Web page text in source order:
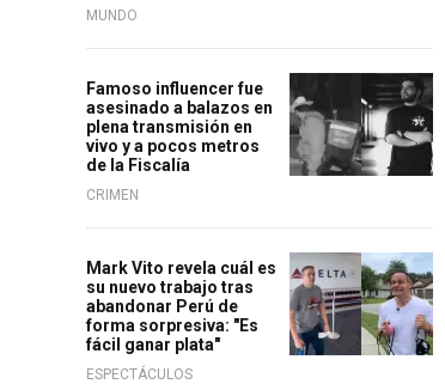
MUNDO
Famoso influencer fue
asesinado a balazos en
plena transmisión en
vivo y a pocos metros
de la Fiscalía
CRIMEN
Mark Vito revela cuál es
su nuevo trabajo tras
abandonar Perú de
forma sorpresiva: "Es
fácil ganar plata"
ESPECTÁCULOS